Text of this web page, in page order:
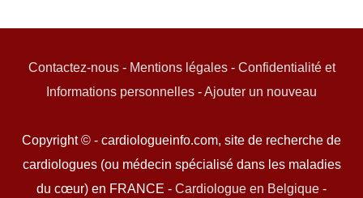
Contactez-nous- Mentions légales- Confidentialité et
Informations personnelles -Ajouter un nouveau
Copyright © - cardiologueinfo.com, site de recherche de
cardiologues (ou médecin spécialisé dans les maladies
du cœur) en FRANCE - Cardiologue en Belgique -